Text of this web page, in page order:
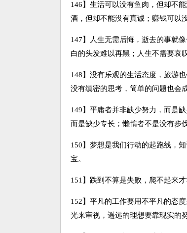
146】生活可以没有鱼肉，但却不
酒，但却不能没有真诚；赚钱可以
147】人生无需后悔，逝去的事就
白的头发难以再黑；人生不需要哀
148】没有乐观的生活态度，旅游
没有缜密的思考，简单的问题也会
149】平庸者并非缺少努力，而是
而是缺少专长；懒惰者不是没有步
150】梦想是我们行动的起跑线，
宝。
151】跌到不算是失败，爬不起来
152】平凡的工作要用不平凡的态
光来审视，遥远的理想要靠现实的